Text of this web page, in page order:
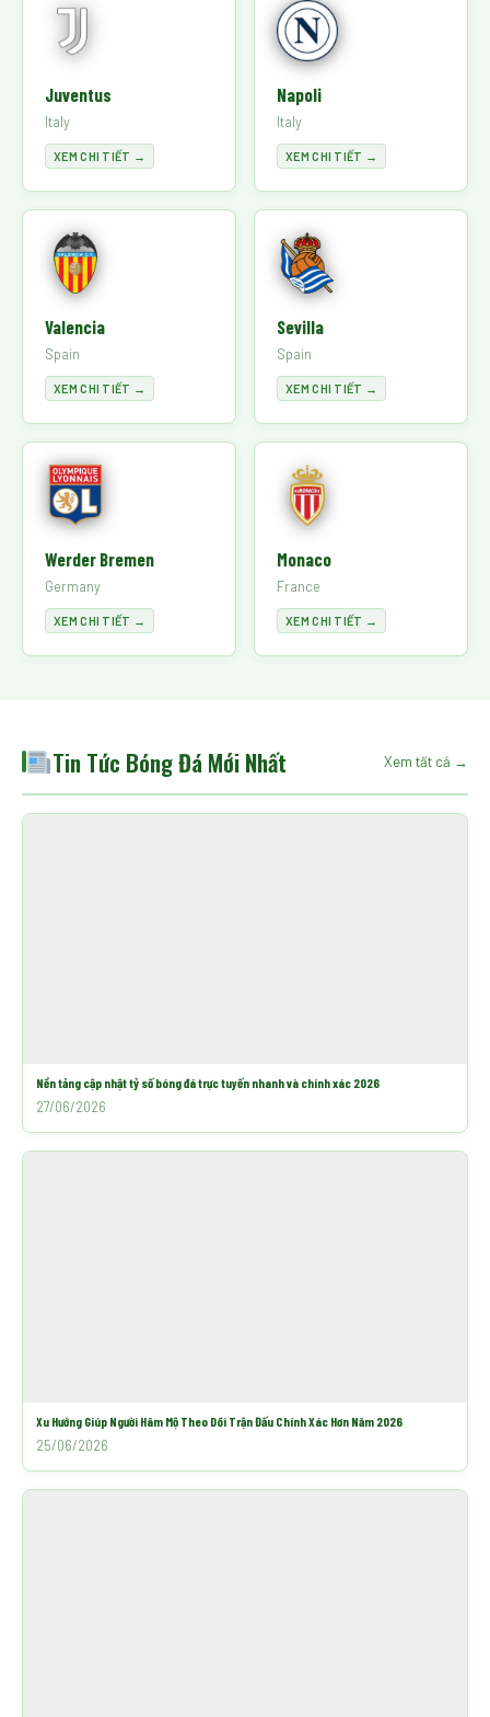
Juventus
Italy
XEM CHI TIẾT →
Napoli
Italy
XEM CHI TIẾT →
Valencia
Spain
XEM CHI TIẾT →
Sevilla
Spain
XEM CHI TIẾT →
Werder Bremen
Germany
XEM CHI TIẾT →
Monaco
France
XEM CHI TIẾT →
Tin Tức Bóng Đá Mới Nhất Xem tất cả →
Nền tảng cập nhật tỷ số bóng đá trực tuyến nhanh và chính xác 2026
27/06/2026
Xu Hướng Giúp Người Hâm Mộ Theo Dõi Trận Đấu Chính Xác Hơn Năm 2026
25/06/2026